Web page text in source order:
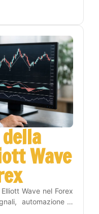
Wave
Wave nel Forex
automazione e